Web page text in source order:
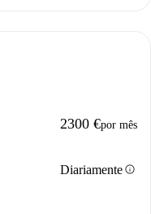
2300 €por mês
Diariamenteinfo